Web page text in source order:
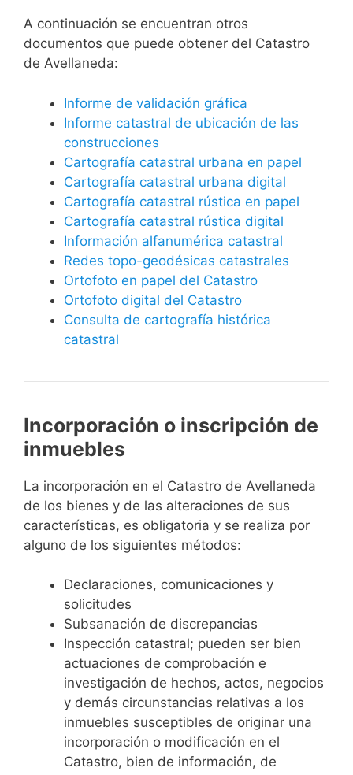
A continuación se encuentran otros
documentos que puede obtener del Catastro
de Avellaneda:
Informe de validación gráfica
Informe catastral de ubicación de las
construcciones
Cartografía catastral urbana en papel
Cartografía catastral urbana digital
Cartografía catastral rústica en papel
Cartografía catastral rústica digital
Información alfanumérica catastral
Redes topo-geodésicas catastrales
Ortofoto en papel del Catastro
Ortofoto digital del Catastro
Consulta de cartografía histórica
catastral
Incorporación o inscripción de
inmuebles
La incorporación en el Catastro de Avellaneda
de los bienes y de las alteraciones de sus
características, es obligatoria y se realiza por
alguno de los siguientes métodos:
Declaraciones, comunicaciones y
solicitudes
Subsanación de discrepancias
Inspección catastral; pueden ser bien
actuaciones de comprobación e
investigación de hechos, actos, negocios
y demás circunstancias relativas a los
inmuebles susceptibles de originar una
incorporación o modificación en el
Catastro, bien de información, de